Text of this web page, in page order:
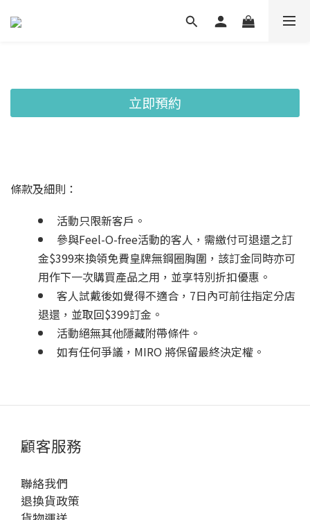
立即預約
條款及細則：
活動只限新客戶。
參與Feel-O-free活動的客人，需繳付可退還之訂
金$399來換領免費皇牌無鋼圈胸圍，該訂金同時亦可
用作下一次購買產品之用，並享特別折扣優惠。
客人試戴後如覺得不適合，7日內可前往指定分店
退還，並取回$399訂金。
活動絕無其他隱藏附帶條件。
如有任何爭議，MIRO 將保留最終決定權。
顧客服務
聯絡我們
退換貨政策